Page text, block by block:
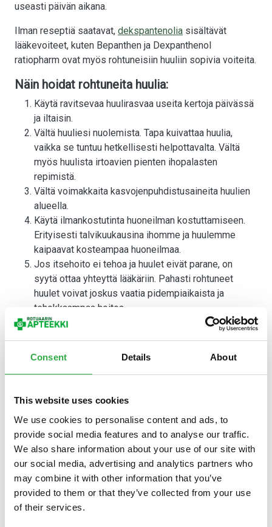
Consent Details About
This website uses cookies
We use cookies to personalise content and ads, to
provide social media features and to analyse our traffic.
We also share information about your use of our site with
our social media, advertising and analytics partners who
may combine it with other information that you’ve
provided to them or that they’ve collected from your use
of their services.
useasti päivän aikana.
Ilman reseptiä saatavat, dekspantenolia sisältävät
lääkevoiteet, kuten Bepanthen ja Dexpanthenol
ratiopharm ovat myös rohtuneisiin huuliin sopivia voiteita.
Näin hoidat rohtuneita huulia:
Käytä ravitsevaa huulirasvaa useita kertoja päivässä
ja iltaisin.
Vältä huuliesi nuolemista. Tapa kuivattaa huulia,
vaikka se tuntuu hetkellisesti helpottavalta. Vältä
myös huulista irtoavien pienten ihopalasten
repimistä.
Vältä voimakkaita kasvojenpuhdistusaineita huulien
alueella.
Käytä ilmankostutinta huoneilman kostuttamiseen.
Erityisesti talvikuukausina ihomme ja huulemme
kaipaavat kosteampaa huoneilmaa.
Jos itsehoito ei tehoa ja huulet eivät parane, on
syytä ottaa yhteyttä lääkäriin. Pahasti rohtuneet
huulet voivat joskus vaatia pidempiaikaista ja
tehokkaampaa hoitoa.
On tärkeää, että huulirasva sisältää kosteuttavia ja
vahamaisempia aineita. Ne tekevät huuliin suojapinnan,
joten kosteus ei pääse heti haihtumaan pois.
Kosteuttavia ja hoitavia ainesosia ovat esimerkiksi
pantenolit (dekspantenoli), keramidit, sheavoi,
auringonkukkaöljy ja manteliöljy. Vahamaisuutta tuovia
aineita ovat esimerkiksi lanoliini, mehiläisvaha, vaseliini
ja risiiniöljy. On hyvä huomioida, että esimerkiksi risiiniöljy
ja lanoliini voivat ärsyttää joidenkin ihoa.
Atoopikoilla, etenkin lapsilla, saattaa huulet rohtua,
halkeilla ja hilseillä usein talvisaikaan. Oireita pahentaa